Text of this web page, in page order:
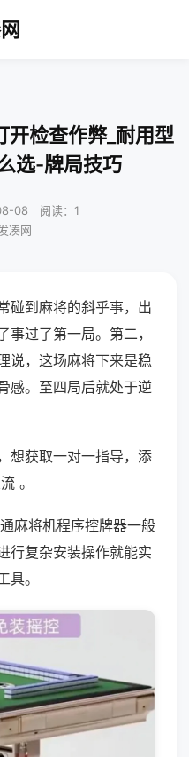
开检查作弊_耐用型
选-牌局技巧
08｜阅读：1
凑网
碰到麻将的斜乎事，出
过了第一局。第二，
说，这场麻将下来是稳
感。至四局后就处于逆
想获取一对一指导，添
。
麻将机程序控牌器一般
行复杂安装操作就能实
。